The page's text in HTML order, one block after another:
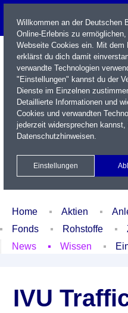
Name / WKN / ISIN / Kürzel
Xetra Realtime
Watchlist
Home Aktien
Fonds
Rohstoffe
News
Wissen
IVU
Willkommen an der Deutschen
Online-Erlebnis zu
Webseite Cookies ein. Mit
erklärst du dich damit
verwandte Technologien
"Einstellungen" kannst du der
Dienste im Einzelnen
Detaillierte Informationen und
Cookies und verwandten
jederzeit widersprechen
Datenschutzhinweisen.
Einstellungen